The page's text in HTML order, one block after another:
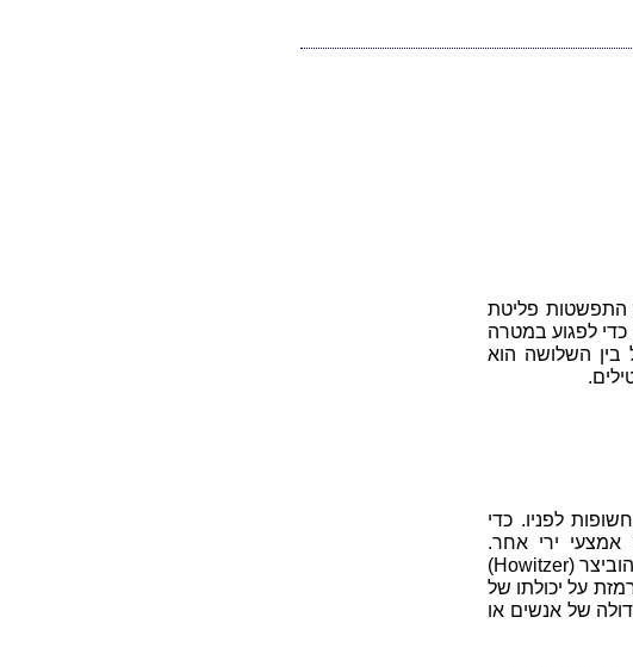
התפשטות פליטת
לפגוע במטרה
בין השלושה הוא
לפניו. כדי
ירי אחר.
האמצעי העונה על דרישה זו הנו ההוביצר. מקור המילה האנגלית הוביצר (Howitzer)
על יכולתו של
של אנשים או